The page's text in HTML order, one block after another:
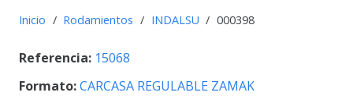
Inicio / Rodamientos / INDALSU / 000398
Referencia: 15068
Formato:CARCASA REGULABLE ZAMAK